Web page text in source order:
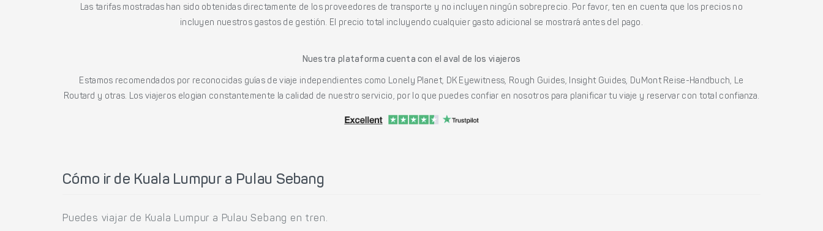
Las tarifas mostradas han sido obtenidas directamente de los proveedores de transporte y no incluyen ningún sobreprecio. Por favor, ten en cuenta que los precios no
incluyen nuestros gastos de gestión. El precio total incluyendo cualquier gasto adicional se mostrará antes del pago.
Nuestra plataforma cuenta con el aval de los viajeros
Estamos recomendados por reconocidas guías de viaje independientes como Lonely Planet, DK Eyewitness, Rough Guides, Insight Guides, DuMont Reise-Handbuch, Le
Routard y otras. Los viajeros elogian constantemente la calidad de nuestro servicio, por lo que puedes confiar en nosotros para planificar tu viaje y reservar con total confianza.
Cómo ir de Kuala Lumpur a Pulau Sebang
Puedes viajar de Kuala Lumpur a Pulau Sebang en tren.